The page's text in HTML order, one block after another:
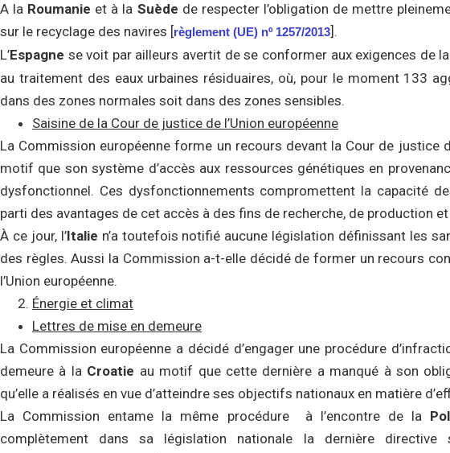
A la Roumanie et à la Suède de respecter l’obligation de mettre
sur le recyclage des navires [règlement (UE) nº 1257/2013].
L’Espagne se voit par ailleurs avertit de se conformer aux exigences de
au traitement des eaux urbaines résiduaires, où, pour le moment 133
dans des zones normales soit dans des zones sensibles.
Saisine de la Cour de justice de l’Union européenne
La Commission européenne forme un recours devant la Cour de justice
motif que son système d’accès aux ressources génétiques en
dysfonctionnel. Ces dysfonctionnements compromettent la capacité
parti des avantages de cet accès à des fins de recherche, de production
À ce jour, l’Italie n’a toutefois notifié aucune législation définissant les
des règles. Aussi la Commission a-t-elle décidé de former un recours
l’Union européenne.
Énergie et climat
Lettres de mise en demeure
La Commission européenne a décidé d’engager une procédure
demeure à la Croatie au motif que cette dernière a manqué à son
qu’elle a réalisés en vue d’atteindre ses objectifs nationaux en matière
La Commission entame la même procédure à l’encontre de la
complètement dans sa législation nationale la dernière